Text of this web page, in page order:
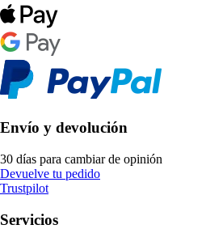
Envío y devolución
30 días para cambiar de opinión
Devuelve tu pedido
Trustpilot
Servicios